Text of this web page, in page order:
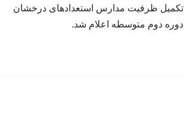
تکمیل ظرفیت مدارس استعدادهای درخشان
دوره دوم متوسطه اعلام شد.